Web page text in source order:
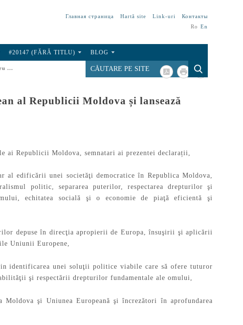
Главная страница Hartă site Link-uri
Контакты
Ro En
#20147 (FĂRĂ TITLU) BLOG
...
al Republicii Moldova și lansează
ai Republicii Moldova, semnatari ai prezentei declarații,
al edificării unei societăţi democratice în Republica Moldova,
politic, separarea puterilor, respectarea drepturilor şi
echitatea socială şi o economie de piaţă eficientă şi
depuse în direcţia apropierii de Europa, însuşirii şi aplicării
Uniunii Europene,
identificarea unei soluţii politice viabile care să ofere tuturor
şi respectării drepturilor fundamentale ale omului,
şi Uniunea Europeană şi încrezători în aprofundarea